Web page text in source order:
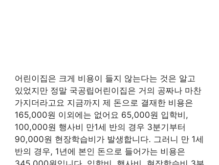
어린이집은 크게 비용이 들지 않는다는 것은 알고
있었지만 정말 국공립어린이집은 거의 공짜나 마찬
가지더라고요 지금까지 제 돈으로 결재한 비용은
165,000원 이외에는 없어요 65,000원 입학비,
100,000원 행사비 만1세 반의 경우 3분기부터
90,000원 현장학습비가 발생합니다. 그러니 만 1세
반의 경우, 1년에 본인 돈으로 들어가는 비용은